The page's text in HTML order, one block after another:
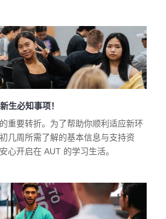
生必知事项！
重要转折。为了帮助你顺利适应新环
几周所需了解的基本信息与支持资
心开启在 AUT 的学习生活。